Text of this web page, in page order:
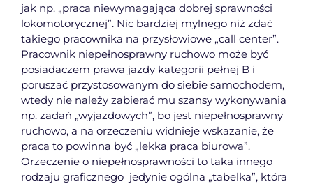
jak np. „praca niewymagająca dobrej sprawności
lokomotorycznej”. Nic bardziej mylnego niż zdać
takiego pracownika na przysłowiowe „call center”.
Pracownik niepełnosprawny ruchowo może być
posiadaczem prawa jazdy kategorii pełnej B i
poruszać przystosowanym do siebie samochodem,
wtedy nie należy zabierać mu szansy wykonywania
np. zadań „wyjazdowych”, bo jest niepełnosprawny
ruchowo, a na orzeczeniu widnieje wskazanie, że
praca to powinna być „lekka praca biurowa”.
Orzeczenie o niepełnosprawności to taka innego
rodzaju graficznego jedynie ogólna „tabelka”, która